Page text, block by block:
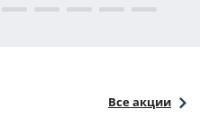
Все акции